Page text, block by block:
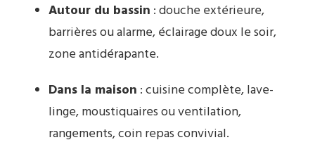
Autour du bassin : douche extérieure,
barrières ou alarme, éclairage doux le soir,
zone antidérapante.
Dans la maison : cuisine complète, lave-
linge, moustiquaires ou ventilation,
rangements, coin repas convivial.